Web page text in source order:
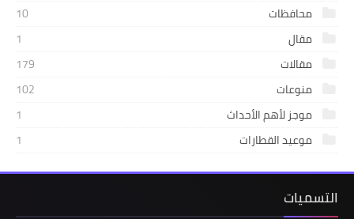
محافظات
10
مقال
1
مقالات
179
منوعات
102
موجز لأهم الأحداث
1
موعيد القطارات
1
التسميات